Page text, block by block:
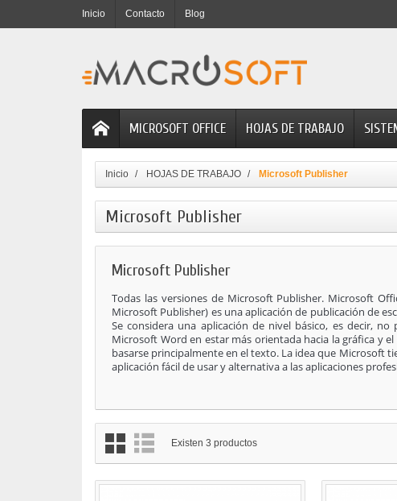
Inicio Contacto Blog
MICROSOFT OFFICE HOJAS DE TRABAJO
Inicio HOJAS DE TRABAJO Microsoft Publisher
Microsoft Publisher
Microsoft Publisher
Todas las versiones de Microsoft Publisher. Microsoft
Microsoft Publisher) es una aplicación de publicación de
Se considera una aplicación de nivel básico, es decir, no
Microsoft Word en estar más orientada hacia la gráfica y
basarse principalmente en el texto. La idea que Microsoft
aplicación fácil de usar y alternativa a las aplicaciones
Existen 3 productos